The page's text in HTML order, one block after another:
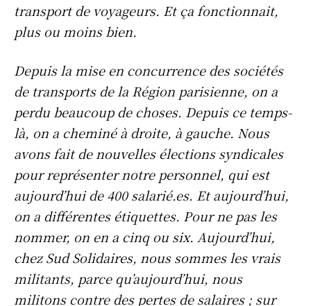
transport de voyageurs. Et ça fonctionnait,
plus ou moins bien.
Depuis la mise en concurrence des sociétés
de transports de la Région parisienne, on a
perdu beaucoup de choses. Depuis ce temps-
là, on a cheminé à droite, à gauche. Nous
avons fait de nouvelles élections syndicales
pour représenter notre personnel, qui est
aujourd’hui de 400 salarié.es. Et aujourd’hui,
on a différentes étiquettes. Pour ne pas les
nommer, on en a cinq ou six. Aujourd’hui,
chez Sud Solidaires, nous sommes les vrais
militants, parce qu’aujourd’hui, nous
militons contre des pertes de salaires ; sur